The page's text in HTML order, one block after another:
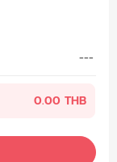
---
0.00 THB